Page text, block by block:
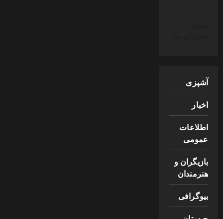
آشپزی
اخبار
اطلاعات
عمومی
بازیگران و
هنرمندان
بیوگرافی